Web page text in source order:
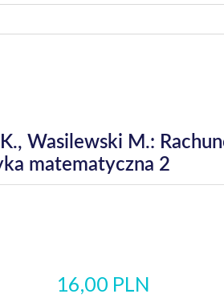
Wasilewski M.:
matematyczna 2
16,00 PLN